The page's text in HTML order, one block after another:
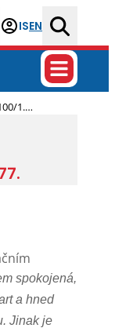
ISEN
1.…
spokojená,
a hned
Jinak je